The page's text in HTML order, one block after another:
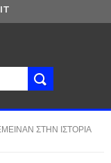
ΣΤΗΝ ΙΣΤΟΡΙΑ